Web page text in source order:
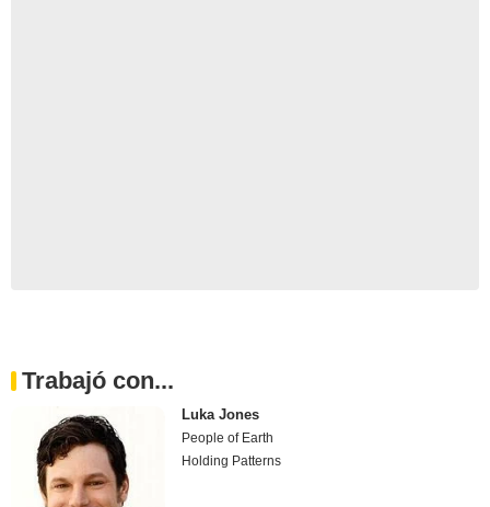
Trabajó con...
Luka Jones
People of Earth
Holding Patterns